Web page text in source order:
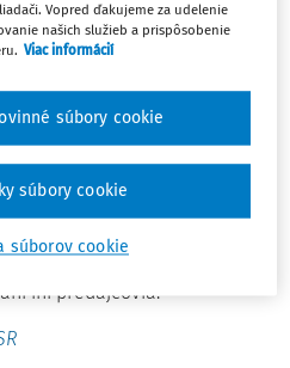
má splatnosť 2 roky a jeho
3,0 % p.a.
p.a.
jedného je 1 000 € (a
iba v bankách ČSOB, SLSP,
a VÚB. Nemôžu ich predávať
iní predajcovia.
Vopred ďakujeme za udelenie
našich služieb a prispôsobenie
Viac informácií
súborov cookie
súbory cookie
súbory cookie